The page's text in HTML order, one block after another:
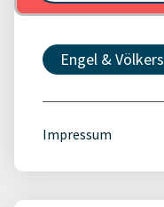
Engel & Völkers
Impressum